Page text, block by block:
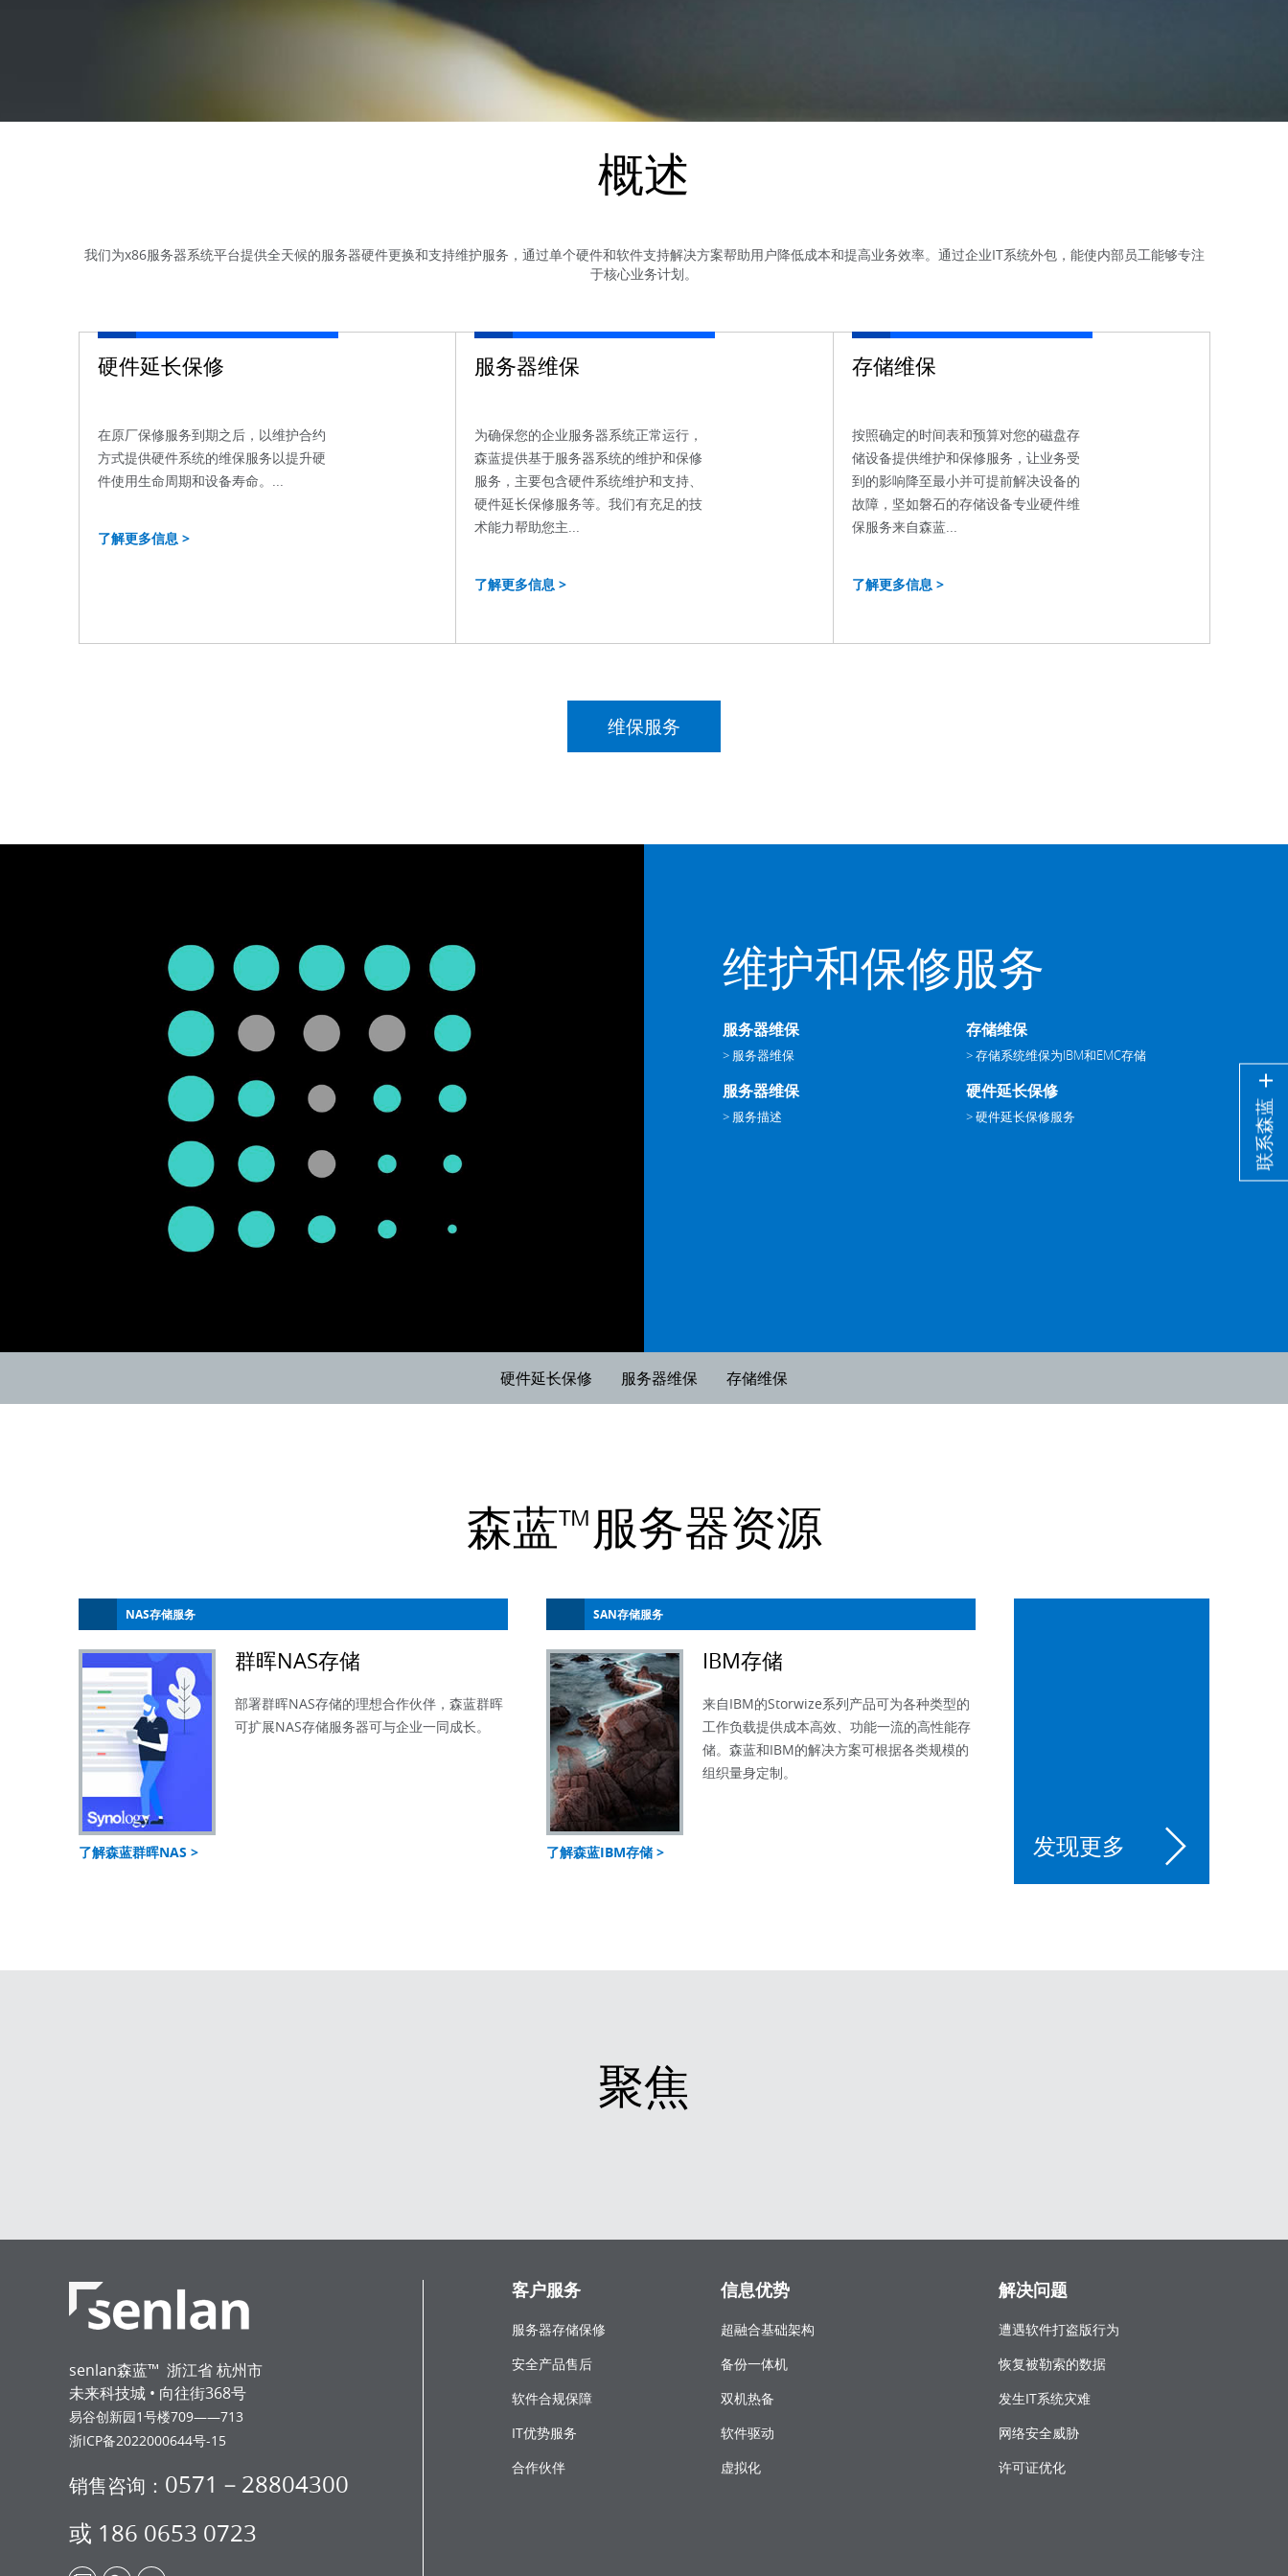
联系森蓝
概述
我们为x86服务器系统平台提供全天候的服务器硬件更换和支持维护服务，通过单个硬件和软件支持解决方案帮助用户降低成本和提高业务效率。通过企业IT系统外包，能使内部员工能够专注
于核心业务计划。
硬件延长保修
在原厂保修服务到期之后，以维护合约
方式提供硬件系统的维保服务以提升硬
件使用生命周期和设备寿命。...
了解更多信息 >
服务器维保
为确保您的企业服务器系统正常运行，
森蓝提供基于服务器系统的维护和保修
服务，主要包含硬件系统维护和支持、
硬件延长保修服务等。我们有充足的技
术能力帮助您主...
了解更多信息 >
存储维保
按照确定的时间表和预算对您的磁盘存
储设备提供维护和保修服务，让业务受
到的影响降至最小并可提前解决设备的
故障，坚如磐石的存储设备专业硬件维
保服务来自森蓝...
了解更多信息 >
维保服务
维护和保修服务
服务器维保
> 服务器维保
服务器维保
> 服务描述
存储维保
> 存储系统维保为IBM和EMC存储
硬件延长保修
> 硬件延长保修服务
硬件延长保修 服务器维保 存储维保
森蓝™服务器资源
NAS存储服务
群晖NAS存储
部署群晖NAS存储的理想合作伙伴，森蓝群晖
可扩展NAS存储服务器可与企业一同成长。
了解森蓝群晖NAS >
SAN存储服务
IBM存储
来自IBM的Storwize系列产品可为各种类型的
工作负载提供成本高效、功能一流的高性能存
储。森蓝和IBM的解决方案可根据各类规模的
组织量身定制。
了解森蓝IBM存储 > 发现更多
聚焦
senlan森蓝™ 浙江省 杭州市
未来科技城 • 向往街368号
易谷创新园1号楼709——713
浙ICP备2022000644号-15
销售咨询： 0571－28804300
或 186 0653 0723
客户服务
服务器存储保修
安全产品售后
软件合规保障
IT优势服务
合作伙伴
信息优势
超融合基础架构
备份一体机
双机热备
软件驱动
虚拟化
解决问题
遭遇软件打盗版行为
恢复被勒索的数据
发生IT系统灾难
网络安全威胁
许可证优化